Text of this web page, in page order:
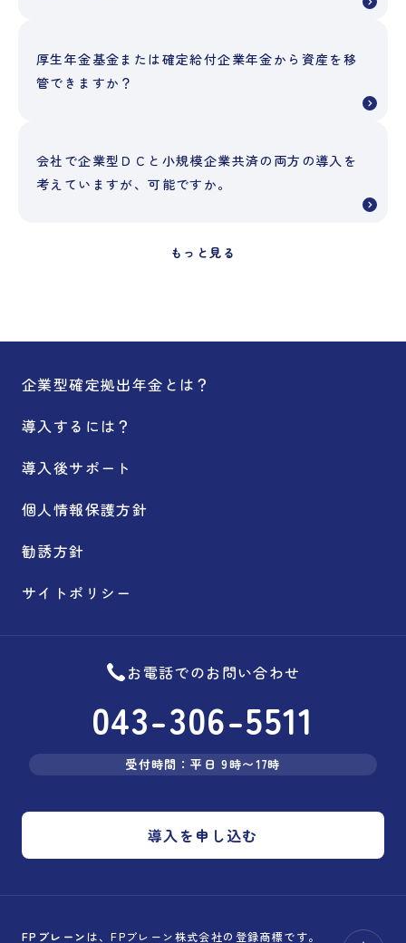
厚生年金基金または確定給付企業年金から資産を移
管できますか？
会社で企業型ＤＣと小規模企業共済の両方の導入を
考えていますが、可能ですか。
もっと見る
企業型確定拠出年金とは？
導入するには？
導入後サポート
個人情報保護方針
勧誘方針
サイトポリシー
お電話でのお問い合わせ
043-306-5511
受付時間：平日 9時〜17時
導入を申し込む
FPブレーン は、FPブレーン株式会社の登録商標です。